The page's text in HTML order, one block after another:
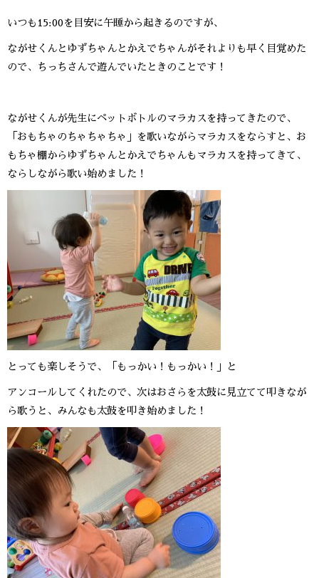
いつも15:00を目安に午睡から起きるのですが、
ながせくんとゆずちゃんとかえでちゃんがそれよりも早く目覚めた
ので、ちっちさんで遊んでいたときのことです！
ながせくんが先生にペットボトルのマラカスを持ってきたので、
「おもちゃのちゃちゃちゃ」を歌いながらマラカスをならすと、お
もちゃ棚からゆずちゃんとかえでちゃんもマラカスを持ってきて、
ならしながら歌い始めました！
とっても楽しそうで、「もっかい！もっかい！」と
アンコールしてくれたので、次はおさらを太鼓に見立てて叩きなが
ら歌うと、みんなも太鼓を叩き始めました！